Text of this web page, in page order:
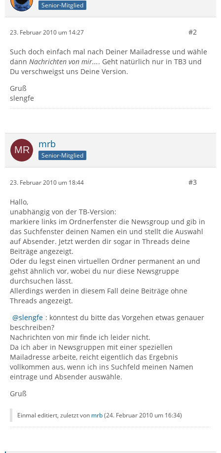
Senior-Mitglied
23. Februar 2010 um 14:27 #2
Such doch einfach mal nach Deiner Mailadresse und wähle
dann Nachrichten von mir.... Geht natürlich nur in TB3 und
Du verschweigst uns Deine Version.
Gruß
slengfe
mrb
Senior-Mitglied
23. Februar 2010 um 18:44 #3
Hallo,
unabhängig von der TB-Version:
markiere links im Ordnerfenster die Newsgroup und gib in
das Suchfenster deinen Namen ein und stellt die Auswahl
auf Absender. Jetzt werden dir sogar in Threads deine
Beiträge angezeigt.
Oder du legst einen virtuellen Ordner permanent an und
gehst ähnlich vor, wobei du nur diese Newsgruppe
durchsuchen lässt.
Allerdings werden in diesem Fall deine Beiträge ohne
Threads angezeigt.
slengfe : könntest du bitte das Vorgehen etwas genauer
beschreiben?
Nachrichten von mir finde ich leider nicht.
Da ich aber in Newsgruppen mit einer speziellen
Mailadresse arbeite, reicht eigentlich das Ergebnis
vollkommen aus, wenn ich ins Suchfeld meinen Namen
eintrage und Absender auswähle.
Gruß
Einmal editiert, zuletzt von mrb(24. Februar 2010 um 16:34)